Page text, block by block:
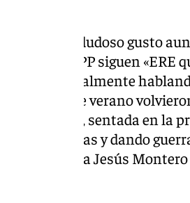
chiste, de dudoso gusto
que en el PP siguen «ERE
judicialmente
a la que este verano
de la causa, sentada en la
palmas y dando
María Jesús